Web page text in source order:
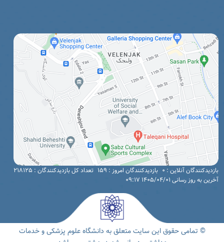
بازدیدکنندگان آنلاین : 0 بازدیدکنندگان امروز : 159
تعداد کل بازدیدکنندگان : 218125
آخرین به روز رسانی 1405/04/01 09:17
© تمامی حقوق این سایت متعلق به دانشگاه علوم پزشکی و خدمات